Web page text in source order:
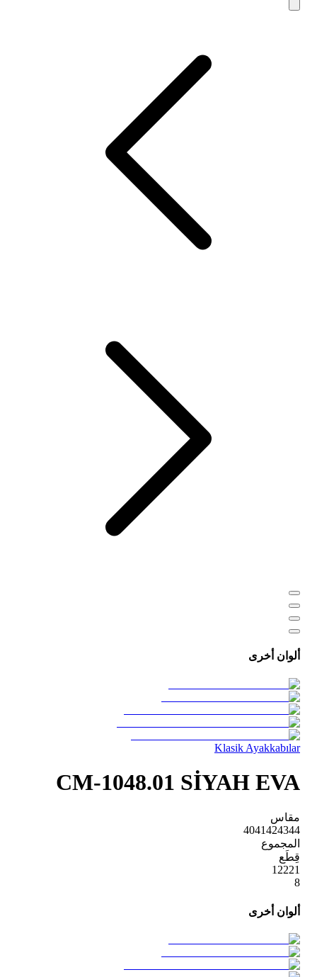
ألوان أخرى
Klasik Ayakkabılar
CM-1048.01 SİYAH EVA
مقاس
4041424344
المجموع
قِطَع
12221
8
ألوان أخرى